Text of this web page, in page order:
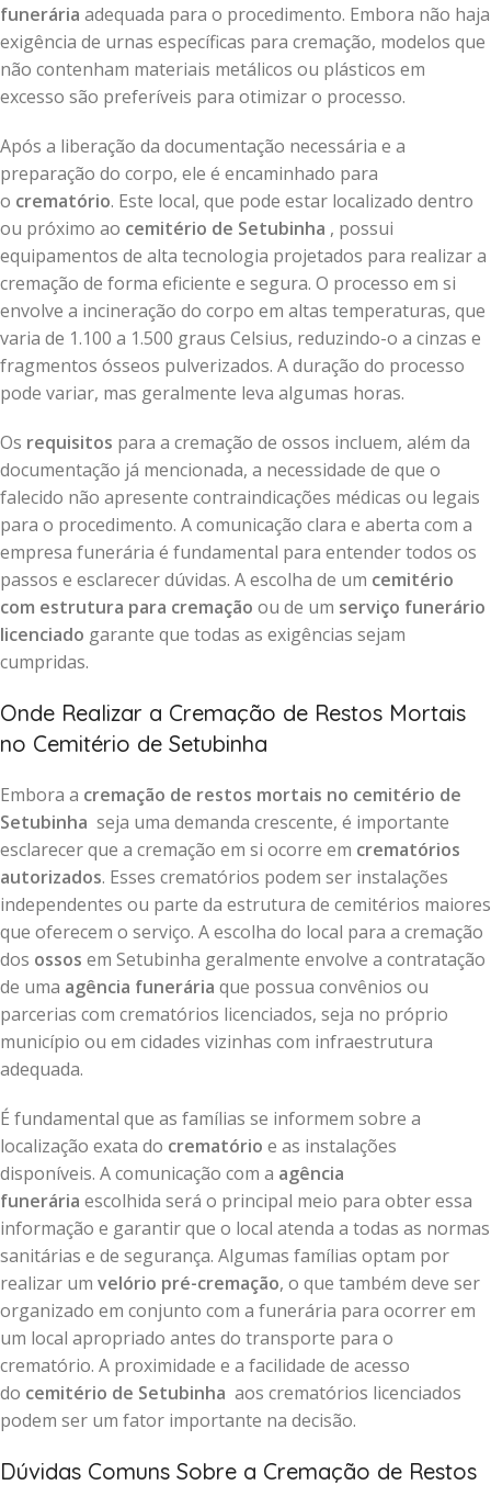
funerária adequada para o procedimento. Embora não haja
exigência de urnas específicas para cremação, modelos que
não contenham materiais metálicos ou plásticos em
excesso são preferíveis para otimizar o processo.
Após a liberação da documentação necessária e a
preparação do corpo, ele é encaminhado para
o crematório. Este local, que pode estar localizado dentro
ou próximo ao cemitério de Setubinha , possui
equipamentos de alta tecnologia projetados para realizar a
cremação de forma eficiente e segura. O processo em si
envolve a incineração do corpo em altas temperaturas, que
varia de 1.100 a 1.500 graus Celsius, reduzindo-o a cinzas e
fragmentos ósseos pulverizados. A duração do processo
pode variar, mas geralmente leva algumas horas.
Os requisitos para a cremação de ossos incluem, além da
documentação já mencionada, a necessidade de que o
falecido não apresente contraindicações médicas ou legais
para o procedimento. A comunicação clara e aberta com a
empresa funerária é fundamental para entender todos os
passos e esclarecer dúvidas. A escolha de um cemitério
com estrutura para cremação ou de um serviço funerário
licenciado garante que todas as exigências sejam
cumpridas.
Onde Realizar a Cremação de Restos Mortais
no Cemitério de Setubinha
Embora a cremação de restos mortais no cemitério de
Setubinha seja uma demanda crescente, é importante
esclarecer que a cremação em si ocorre em crematórios
autorizados. Esses crematórios podem ser instalações
independentes ou parte da estrutura de cemitérios maiores
que oferecem o serviço. A escolha do local para a cremação
dos ossos em Setubinha geralmente envolve a contratação
de uma agência funerária que possua convênios ou
parcerias com crematórios licenciados, seja no próprio
município ou em cidades vizinhas com infraestrutura
adequada.
É fundamental que as famílias se informem sobre a
localização exata do crematório e as instalações
disponíveis. A comunicação com a agência
funerária escolhida será o principal meio para obter essa
informação e garantir que o local atenda a todas as normas
sanitárias e de segurança. Algumas famílias optam por
realizar um velório pré-cremação, o que também deve ser
organizado em conjunto com a funerária para ocorrer em
um local apropriado antes do transporte para o
crematório. A proximidade e a facilidade de acesso
do cemitério de Setubinha aos crematórios licenciados
podem ser um fator importante na decisão.
Dúvidas Comuns Sobre a Cremação de Restos